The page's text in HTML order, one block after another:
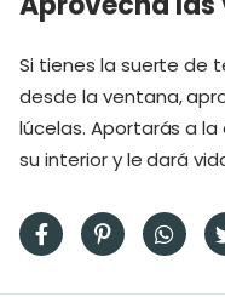
Si tienes la suerte de
desde la ventana,
lúcelas. Aportarás a
su interior y le dará